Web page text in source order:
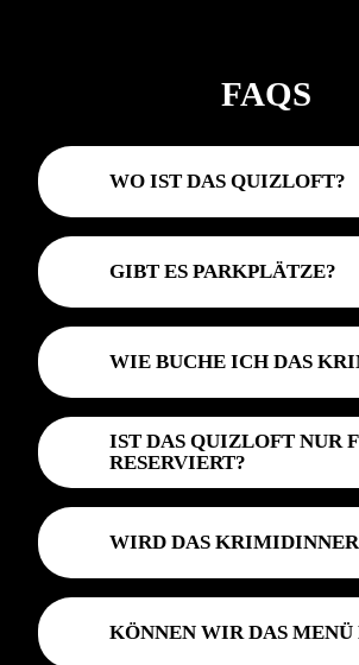
FAQS
WO IST DAS QUIZLOFT?
GIBT ES PARKPLÄTZE?
WIE BUCHE ICH DAS
IST DAS QUIZLOFT NUR
RESERVIERT?
WIRD DAS
KÖNNEN WIR DAS